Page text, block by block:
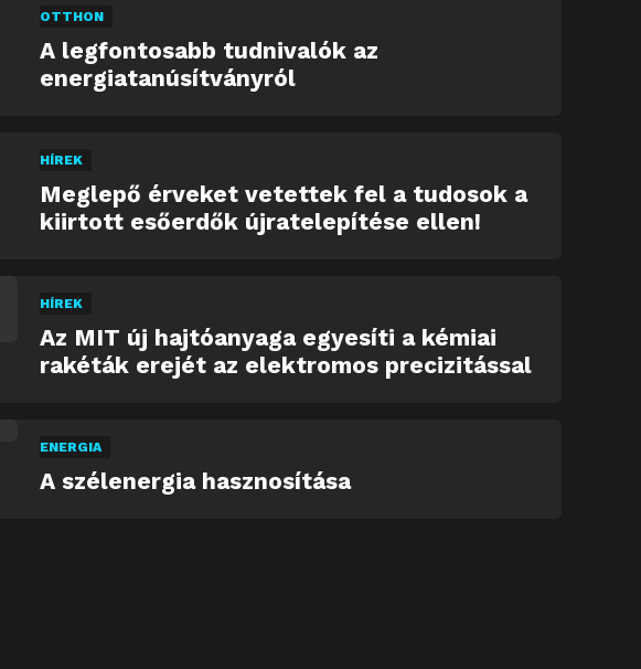
OTTHON
A legfontosabb tudnivalók az
energiatanúsítványról
HÍREK
Meglepő érveket vetettek fel a tudosok a
kiirtott esőerdők újratelepítése ellen!
HÍREK
Az MIT új hajtóanyaga egyesíti a kémiai
rakéták erejét az elektromos precizitással
ENERGIA
A szélenergia hasznosítása